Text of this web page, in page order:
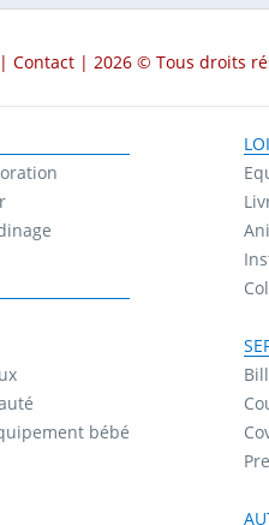
| Contact | 2026 © Tous droits
bébé